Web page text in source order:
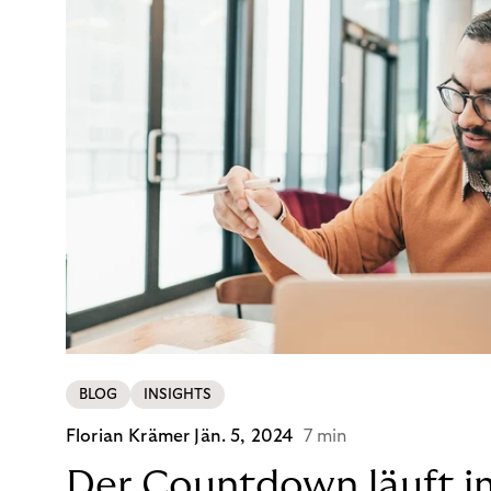
BLOG INSIGHTS
Florian Krämer Jän. 5, 2024 7 min